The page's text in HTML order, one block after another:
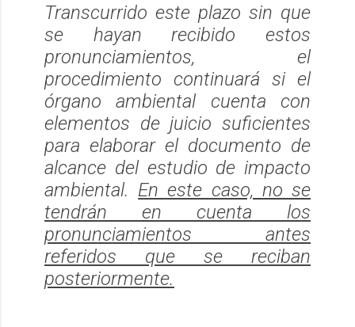
Transcurrido este plazo sin que
se hayan recibido estos
pronunciamientos, el
procedimiento continuará si el
órgano ambiental cuenta con
elementos de juicio suficientes
para elaborar el documento de
alcance del estudio de impacto
ambiental. En este caso, no se
tendrán en cuenta los
pronunciamientos antes
referidos que se reciban
posteriormente.